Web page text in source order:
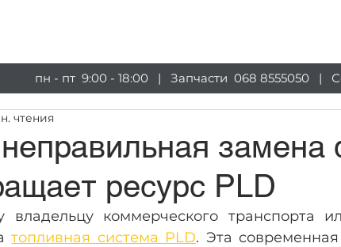
пн - пт 9:00 - 18:00 | Запчасти 068 8555050|
замена
ресурс PLD
чтения
владельцу коммерческого транспорта
топливная система PLD. Эта